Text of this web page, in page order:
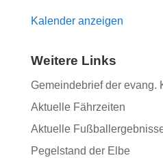
Kalender anzeigen
Weitere Links
Gemeindebrief der evang.
Aktuelle Fährzeiten
Aktuelle
Pegelstand der Elbe